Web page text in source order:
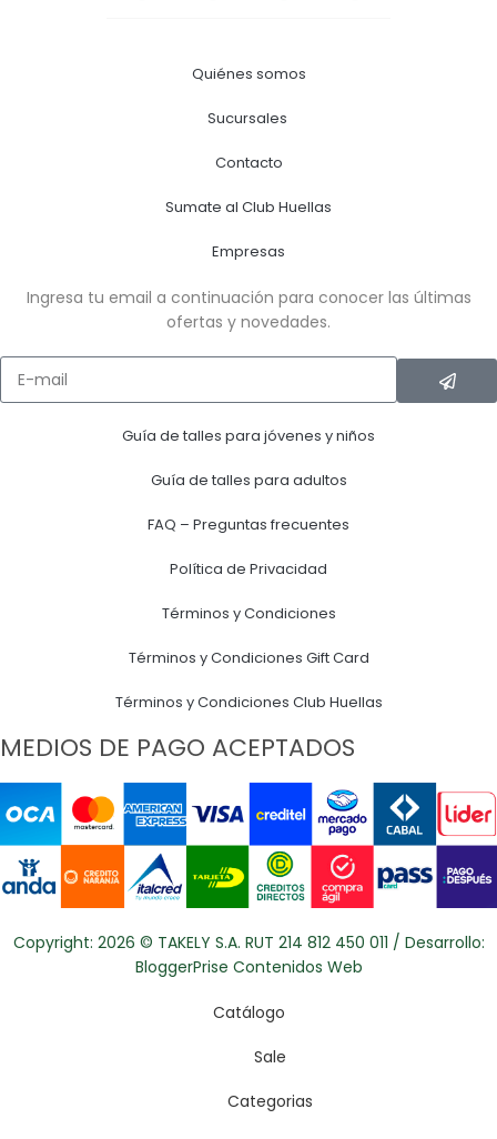
Quiénes somos
Sucursales
Contacto
Sumate al Club Huellas
Empresas
Ingresa tu email a continuación para conocer las últimas
ofertas y novedades.
Guía de talles para jóvenes y niños
Guía de talles para adultos
FAQ – Preguntas frecuentes
Política de Privacidad
Términos y Condiciones
Términos y Condiciones Gift Card
Términos y Condiciones Club Huellas
MEDIOS DE PAGO ACEPTADOS
Copyright: 2026 © TAKELY S.A. RUT 214 812 450 011 / Desarrollo:
BloggerPrise Contenidos Web
Catálogo
Sale
Categorias